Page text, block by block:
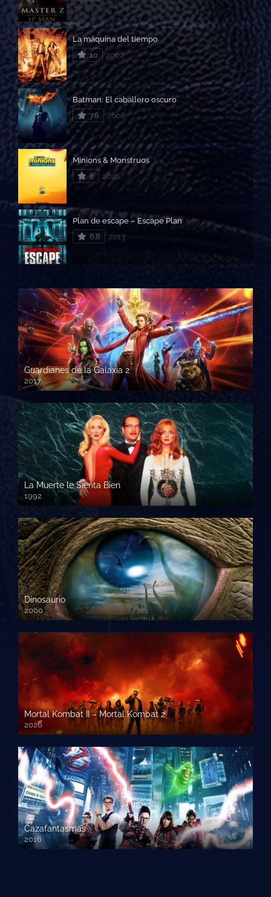
La máquina del tiempo
10
2002
Batman: El caballero oscuro
7.8
2008
Minions & Monstruos
8
2026
Plan de escape – Escape Plan
6.8
2013
Guardianes de la Galaxia 2
2017
720p HD
La Muerte le Sienta Bien
1992
720p HD
Dinosaurio
2000
720 HD
Mortal Kombat II – Mortal Kombat 2
2026
1080p HD
Cazafantasmas
2016
720p HD